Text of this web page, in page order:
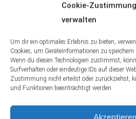
Cookie-Zustimmung
verwalten
Um dir ein optimales Erlebnis zu bieten,
Cookies, um Geräteinformationen zu
Wenn du diesen Technologien zustimmst,
Surfverhalten oder eindeutige IDs auf dieser
Zustimmung nicht erteilst oder zurückziehst,
und Funktionen beeinträchtigt werden.
Akzeptieren
Die Moosmatsch-Methode
Wachstum und die Haftung
Aquarium. Durch den Einsatz
das Moos einen fruchtbaren
an Nährstoffen ist. Der
Medium, das das Moos
gleichzeitig alle notwendigen
gesundes Wachstum liefert.